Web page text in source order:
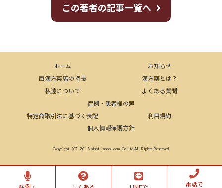
この著者の記事一覧へ
ホーム
お知らせ
西漢方薬店の特長
漢方薬とは？
私達について
よくある質問
症例・患者様の声
特定商取引法に基づく表記
利用規約
個人情報保護方針
Copyright（C）2018 nishi-kanpou.com.,Co.Ltd All Rights Reserved.
症例・ よくある LINEで
電話で